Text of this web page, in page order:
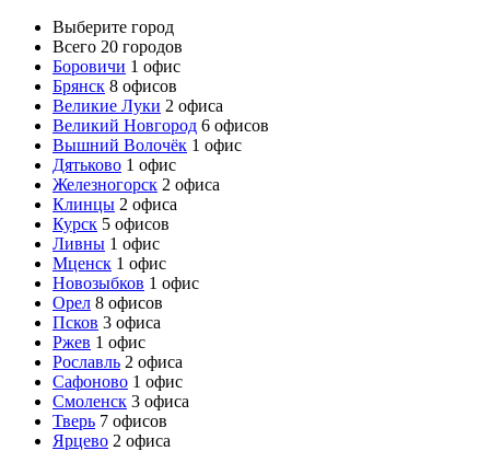
Выберите город
Всего 20 городов
Боровичи 1 офис
Брянск 8 офисов
Великие Луки 2 офиса
Великий Новгород 6 офисов
Вышний Волочёк 1 офис
Дятьково 1 офис
Железногорск 2 офиса
Клинцы 2 офиса
Курск 5 офисов
Ливны 1 офис
Мценск 1 офис
Новозыбков 1 офис
Орел 8 офисов
Псков 3 офиса
Ржев 1 офис
Рославль 2 офиса
Сафоново 1 офис
Смоленск 3 офиса
Тверь 7 офисов
Ярцево 2 офиса